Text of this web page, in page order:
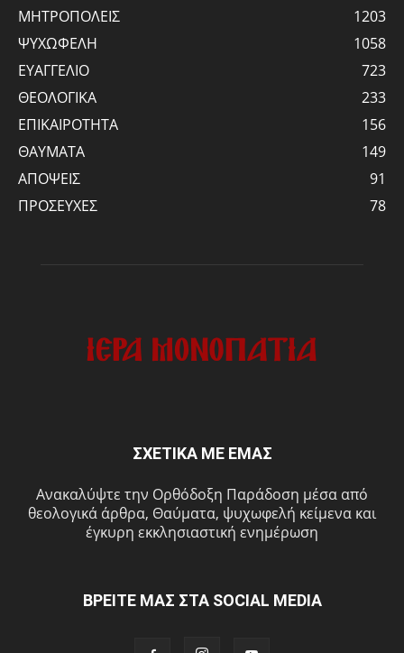
ΜΗΤΡΟΠΟΛΕΙΣ
1203
ΨΥΧΩΦΕΛΗ
1058
ΕΥΑΓΓΕΛΙΟ
723
ΘΕΟΛΟΓΙΚΑ
233
ΕΠΙΚΑΙΡΟΤΗΤΑ
156
ΘΑΥΜΑΤΑ
149
ΑΠΟΨΕΙΣ
91
ΠΡΟΣΕΥΧΕΣ
78
ΣΧΕΤΙΚΑ ΜΕ ΕΜΑΣ
Ανακαλύψτε την Ορθόδοξη Παράδοση μέσα από
θεολογικά άρθρα, Θαύματα, ψυχωφελή κείμενα και
έγκυρη εκκλησιαστική ενημέρωση
ΒΡΕΙΤΕ ΜΑΣ ΣΤΑ SOCIAL MEDIA